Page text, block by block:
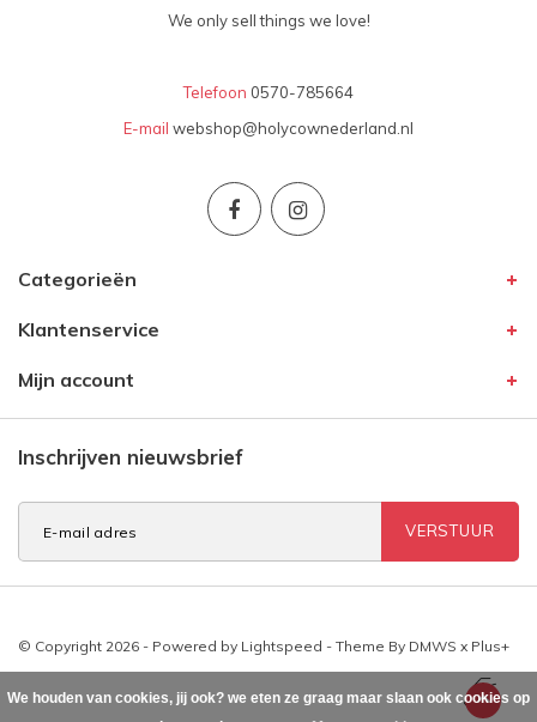
We only sell things we love!
Telefoon 0570-785664
E-mail webshop@holycownederland.nl
Categorieën
Klantenservice
Mijn account
Inschrijven nieuwsbrief
VERSTUUR
© Copyright 2026 - Powered by Lightspeed - Theme By DMWS x Plus+
We houden van cookies, jij ook? we eten ze graag maar slaan ook cookies op